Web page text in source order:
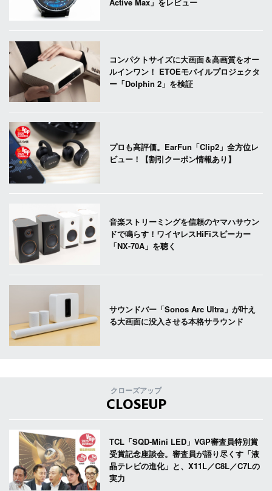
コンパクトサイズに大画面＆高画質をオー
ルインワン！ ETOEモバイルプロジェクタ
ー「Dolphin 2」を検証
プロも高評価。EarFun「Clip2」全方位レ
ビュー！【割引クーポン情報あり】
音楽ストリーミングを信頼のヤマハサウン
ドで鳴らす！ワイヤレスHiFiスピーカー
「NX-70A」を聴く
サウンドバー「Sonos Arc Ultra」が叶え
る大画面に没入させる本格サラウンド
クローズアップ
CLOSEUP
TCL「SQD-Mini LED」VGP審査員特別賞
受賞記念座談会。審査員が語り尽くす「液
晶テレビの進化」と、X11L／C8L／C7Lの
実力